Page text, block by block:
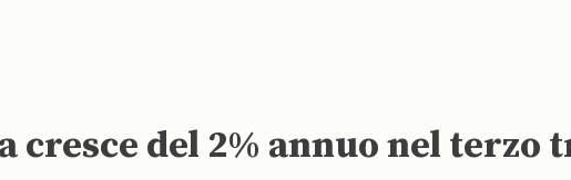
cresce del 2% annuo nel terzo